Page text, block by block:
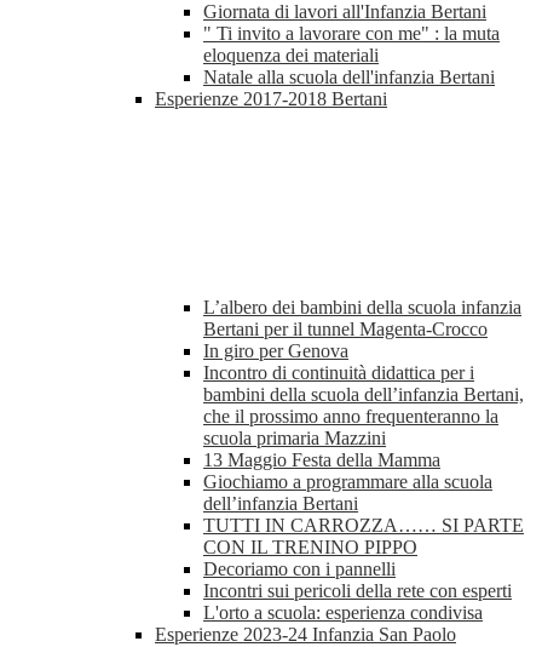
Giornata di lavori all'Infanzia Bertani
" Ti invito a lavorare con me" : la muta
eloquenza dei materiali
Natale alla scuola dell'infanzia Bertani
Esperienze 2017-2018 Bertani
L’albero dei bambini della scuola infanzia
Bertani per il tunnel Magenta-Crocco
In giro per Genova
Incontro di continuità didattica per i
bambini della scuola dell’infanzia Bertani,
che il prossimo anno frequenteranno la
scuola primaria Mazzini
13 Maggio Festa della Mamma
Giochiamo a programmare alla scuola
dell’infanzia Bertani
TUTTI IN CARROZZA…… SI PARTE
CON IL TRENINO PIPPO
Decoriamo con i pannelli
Incontri sui pericoli della rete con esperti
L'orto a scuola: esperienza condivisa
Esperienze 2023-24 Infanzia San Paolo